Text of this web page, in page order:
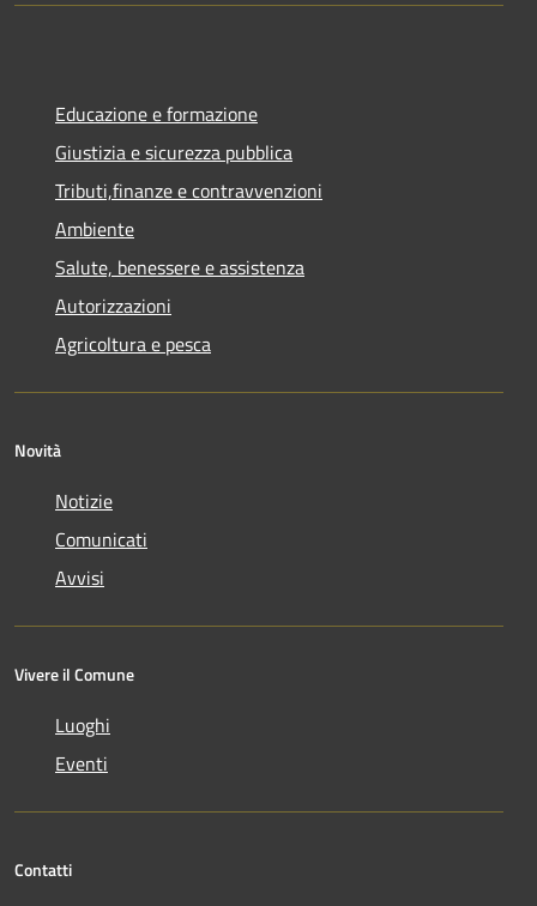
Educazione e formazione
Giustizia e sicurezza pubblica
Tributi,finanze e contravvenzioni
Ambiente
Salute, benessere e assistenza
Autorizzazioni
Agricoltura e pesca
Novità
Notizie
Comunicati
Avvisi
Vivere il Comune
Luoghi
Eventi
Contatti